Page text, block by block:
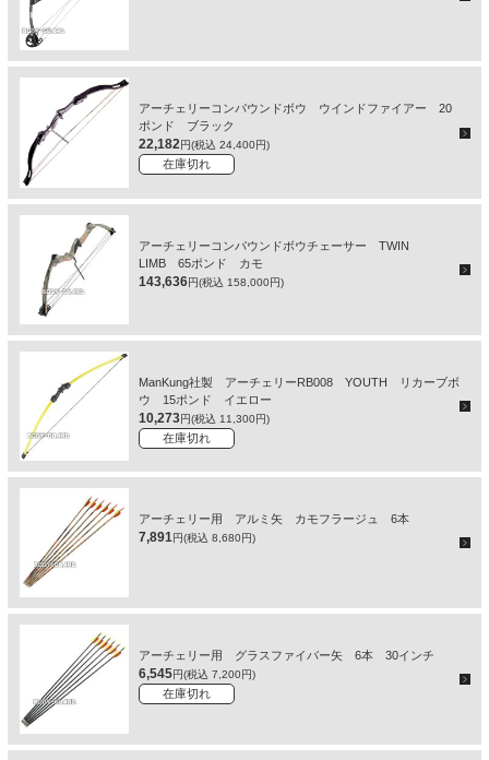
アーチェリーコンパウンドボウ ウインドファイアー 20
ポンド ブラック
22,182円(税込 24,400円)
在庫切れ
アーチェリーコンパウンドボウチェーサー TWIN
LIMB 65ポンド カモ
143,636円(税込 158,000円)
ManKung社製 アーチェリーRB008 YOUTH リカーブボ
ウ 15ポンド イエロー
10,273円(税込 11,300円)
在庫切れ
アーチェリー用 アルミ矢 カモフラージュ 6本
7,891円(税込 8,680円)
アーチェリー用 グラスファイバー矢 6本 30インチ
6,545円(税込 7,200円)
在庫切れ